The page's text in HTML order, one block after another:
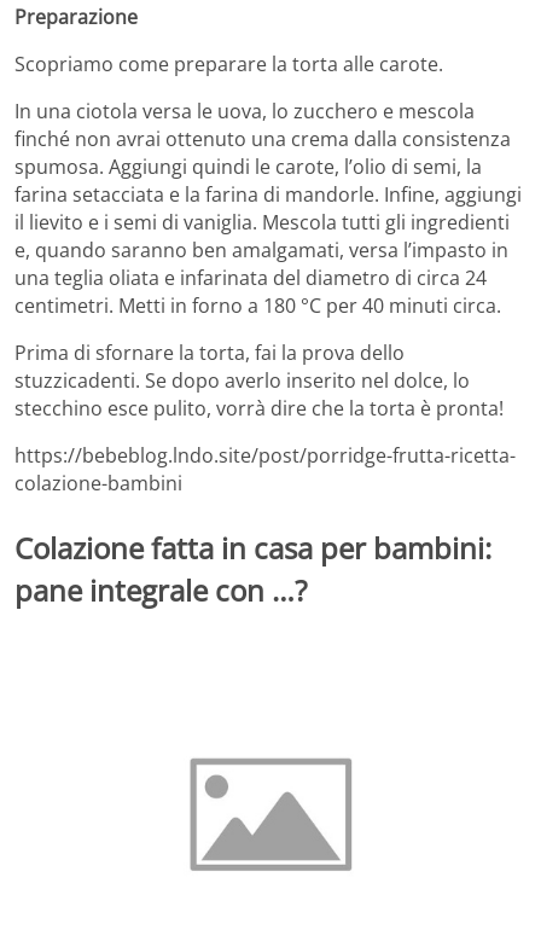
Preparazione
Scopriamo come preparare la torta alle carote.
In una ciotola versa le uova, lo zucchero e mescola
finché non avrai ottenuto una crema dalla consistenza
spumosa. Aggiungi quindi le carote, l’olio di semi, la
farina setacciata e la farina di mandorle. Infine, aggiungi
il lievito e i semi di vaniglia. Mescola tutti gli ingredienti
e, quando saranno ben amalgamati, versa l’impasto in
una teglia oliata e infarinata del diametro di circa 24
centimetri. Metti in forno a 180 °C per 40 minuti circa.
Prima di sfornare la torta, fai la prova dello
stuzzicadenti. Se dopo averlo inserito nel dolce, lo
stecchino esce pulito, vorrà dire che la torta è pronta!
https://bebeblog.lndo.site/post/porridge-frutta-ricetta-
colazione-bambini
Colazione fatta in casa per bambini:
pane integrale con …?